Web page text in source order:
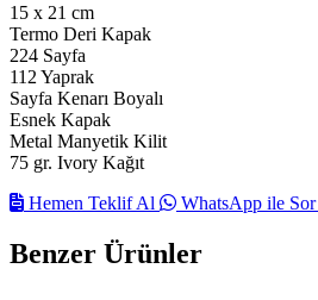
15 x 21 cm
Termo Deri Kapak
224 Sayfa
112 Yaprak
Sayfa Kenarı Boyalı
Esnek Kapak
Metal Manyetik Kilit
75 gr. Ivory Kağıt
Hemen Teklif Al
WhatsApp ile Sor
Benzer Ürünler